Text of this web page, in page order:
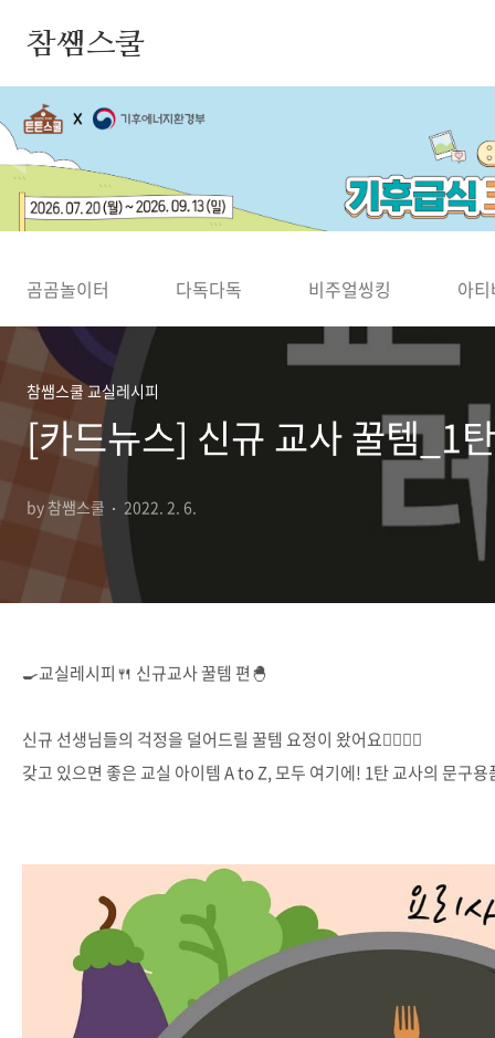
참쌤스쿨
◀
곰곰놀이터 다독다독 비주얼씽킹 아
참쌤스쿨 교실레시피
[카드뉴스] 신규 교사 꿀템_1
by 참쌤스쿨 2022. 2. 6.
🍳교실레시피🍴 신규교사 꿀템 편🐣
신규 선생님들의 걱정을 덜어드릴 꿀템 요정이 왔어요🧚‍♀️🧚‍♂️
갖고 있으면 좋은 교실 아이템 A to Z, 모두 여기에! 1탄 교사의 문